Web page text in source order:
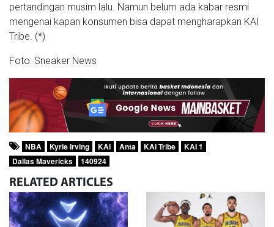
pertandingan musim lalu. Namun belum ada kabar resmi
mengenai kapan konsumen bisa dapat mengharapkan KAI
Tribe. (*)
Foto: Sneaker News
NBA Kyrie Irving KAI Anta KAI Tribe
KAI 1
Dallas Mavericks
140924
RELATED ARTICLES